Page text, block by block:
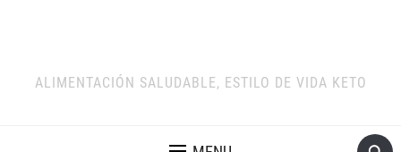
ALIMENTACIÓN SALUDABLE, ESTILO DE VIDA KETO